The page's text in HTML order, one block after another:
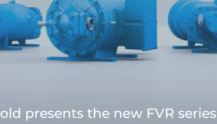
presents the new FVR series